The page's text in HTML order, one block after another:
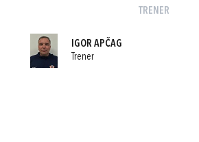
TRENER
IGOR APČAG
Trener